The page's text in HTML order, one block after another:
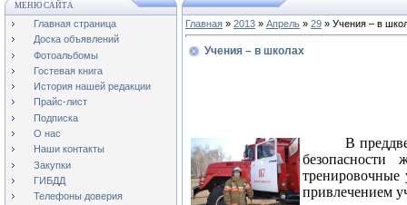
МЕНЮ САЙТА
Главная страница
Доска объявлений
Фотоальбомы
Гостевая книга
История нашей редакции
Прайс-лист
Подписка
О нас
Наши контакты
Закупки
ГИБДД
Телефоны доверия
Главная » 2013 » Апрель » 29 » Учения – в
Учения – в школах
В
безопасности
привлечением